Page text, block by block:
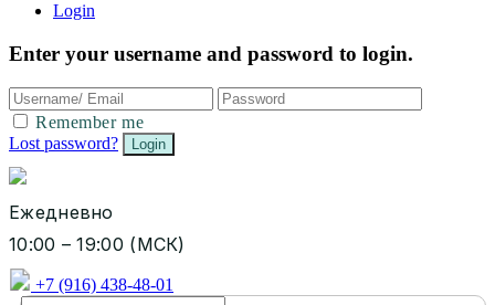
Login
Enter your username and password to login.
Remember me
Lost password?
Ежедневно
10:00 – 19:00 (МСК)
+7 (916) 438-48-01